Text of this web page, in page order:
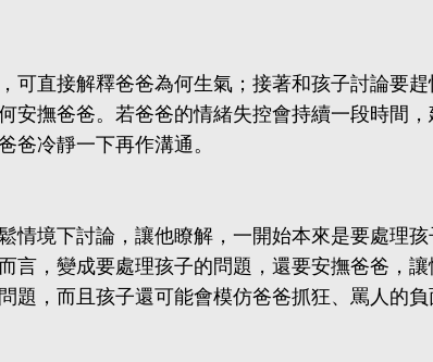
可直接解釋爸爸為何生氣；接著和孩子討論要趕
安撫爸爸。若爸爸的情緒失控會持續一段時間
爸冷靜一下再作溝通。
情境下討論，讓他瞭解，一開始本來是要處理孩
言，變成要處理孩子的問題，還要安撫爸爸，讓
題，而且孩子還可能會模仿爸爸抓狂、罵人的